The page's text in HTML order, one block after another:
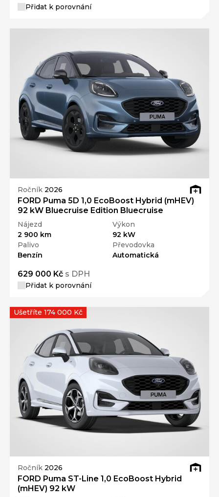
Přidat k porovnání
Ročník 2026
FORD Puma 5D 1,0 EcoBoost Hybrid (mHEV)
92 kW Bluecruise Edition Bluecruise
Nájezd
2 900 km
Výkon
92 kW
Palivo
Benzín
Převodovka
Automatická
629 000 Kč s DPH
Přidat k porovnání
Ročník 2026
FORD Puma ST-Line 1,0 EcoBoost Hybrid
(mHEV) 92 kW
Ušetříte 174 000 Kč